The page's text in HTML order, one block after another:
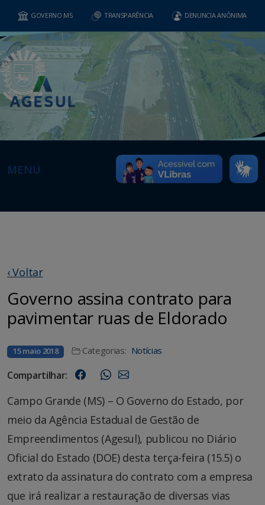
GOVERNO MS TRANSPARÊNCIA DENUNCIA ANÔNIMA
MENU
‹ Voltar
Governo assina contrato para
pavimentar ruas de Eldorado
15 maio 2018 Categorias: Notícias
Compartilhar:
Campo Grande (MS) – O Governo do Estado, por
meio da Agência Estadual de Gestão de
Empreendimentos (Agesul), publicou no Diário
Oficial do Estado (DOE) desta terça-feira (15.5) o
extrato da assinatura do contrato com a empresa
que irá realizar a restauração de diversas vias